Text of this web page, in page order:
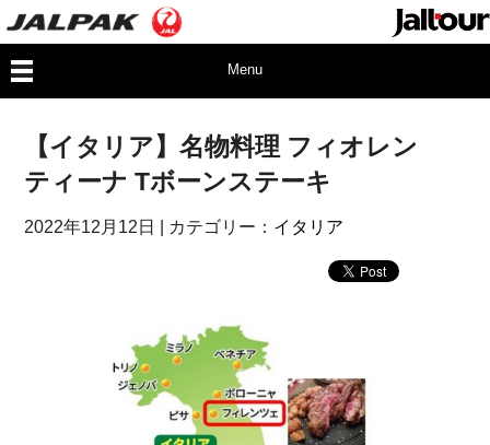
Menu
【イタリア】名物料理 フィオレン
ティーナ Tボーンステーキ
2022年12月12日 | カテゴリー： イタリア